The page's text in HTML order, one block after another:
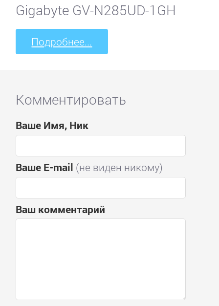
Gigabyte GV-N285UD-1GH
Подробнее...
Комментировать
Ваше Имя, Ник
Ваше E-mail (не виден никому)
Ваш комментарий